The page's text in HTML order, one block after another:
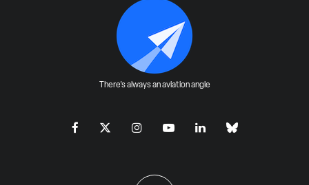
There's always an aviation angle